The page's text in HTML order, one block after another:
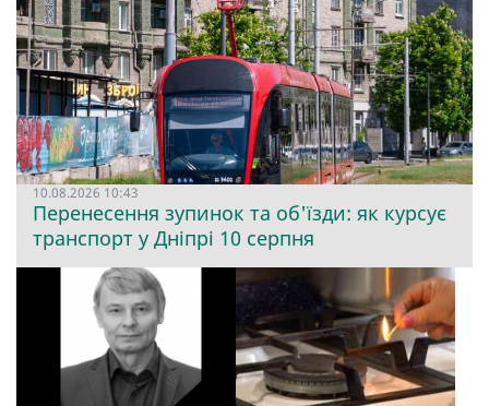
10.08.2026 10:43
Перенесення зупинок та об'їзди: як курсує
транспорт у Дніпрі 10 серпня